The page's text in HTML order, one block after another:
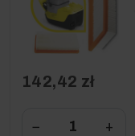
142,42 zł
− +